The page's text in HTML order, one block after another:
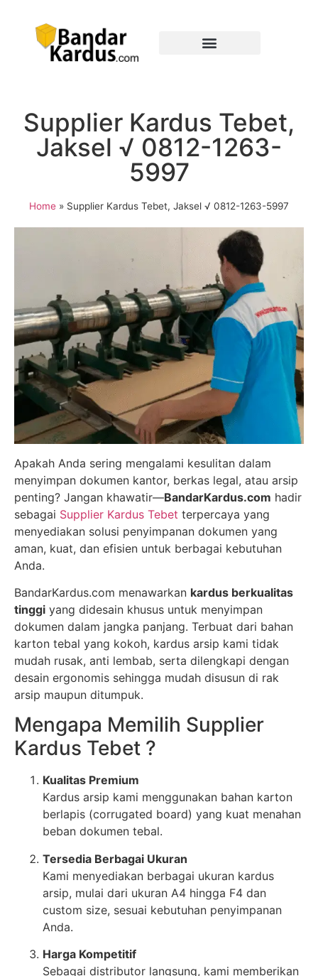
Supplier Kardus Tebet,
Jaksel √ 0812-1263-
5997
Home » Supplier Kardus Tebet, Jaksel √ 0812-1263-5997
Apakah Anda sering mengalami kesulitan dalam
menyimpan dokumen kantor, berkas legal, atau arsip
penting? Jangan khawatir—BandarKardus.com hadir
sebagai Supplier Kardus Tebet terpercaya yang
menyediakan solusi penyimpanan dokumen yang
aman, kuat, dan efisien untuk berbagai kebutuhan
Anda.
BandarKardus.com menawarkan kardus berkualitas
tinggi yang didesain khusus untuk menyimpan
dokumen dalam jangka panjang. Terbuat dari bahan
karton tebal yang kokoh, kardus arsip kami tidak
mudah rusak, anti lembab, serta dilengkapi dengan
desain ergonomis sehingga mudah disusun di rak
arsip maupun ditumpuk.
Mengapa Memilih Supplier
Kardus Tebet ?
Kualitas Premium
Kardus arsip kami menggunakan bahan karton
berlapis (corrugated board) yang kuat menahan
beban dokumen tebal.
Tersedia Berbagai Ukuran
Kami menyediakan berbagai ukuran kardus
arsip, mulai dari ukuran A4 hingga F4 dan
custom size, sesuai kebutuhan penyimpanan
Anda.
Harga Kompetitif
Sebagai distributor langsung, kami memberikan